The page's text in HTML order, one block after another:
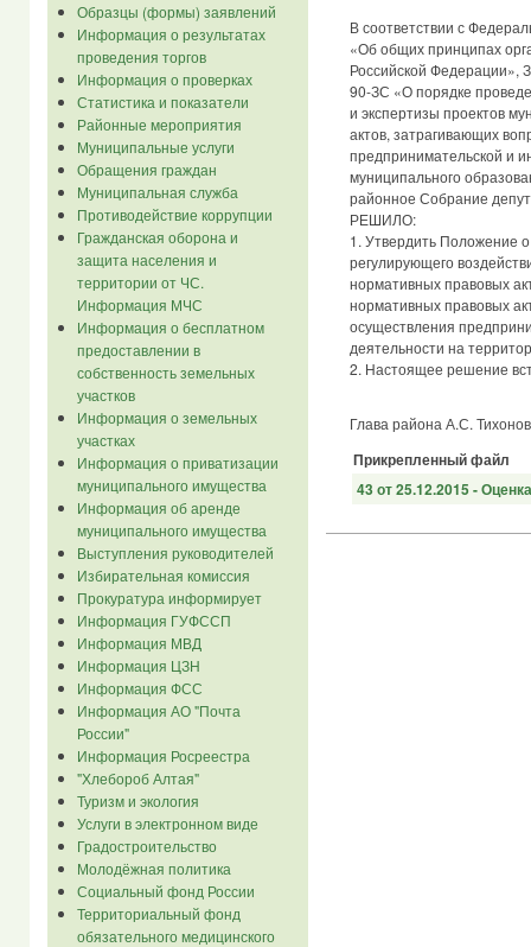
Образцы (формы) заявлений
Информация о результатах
проведения торгов
Информация о проверках
Статистика и показатели
Районные мероприятия
Муниципальные услуги
Обращения граждан
Муниципальная служба
Противодействие коррупции
Гражданская оборона и
защита населения и
территории от ЧС.
Информация МЧС
Информация о бесплатном
предоставлении в
собственность земельных
участков
Информация о земельных
участках
Информация о приватизации
муниципального имущества
Информация об аренде
муниципального имущества
Выступления руководителей
Избирательная комиссия
Прокуратура информирует
Информация ГУФССП
Информация МВД
Информация ЦЗН
Информация ФСС
Информация АО "Почта
России"
Информация Росреестра
"Хлебороб Алтая"
Туризм и экология
Услуги в электронном виде
Градостроительство
Молодёжная политика
Социальный фонд России
Территориальный фонд
обязательного медицинского
В соответствии с
«Об общих принципах
Российской Федерации»,
90-ЗС «О порядке
и экспертизы проектов
актов, затрагивающих
предпринимательской и
муниципального
районное Собрание
РЕШИЛО:
1. Утвердить Положение
регулирующего
нормативных правовых
нормативных правовых
осуществления
деятельности на
2. Настоящее решение
Глава района А.С. Тихонов
Прикрепленный файл
43 от 25.12.2015 -